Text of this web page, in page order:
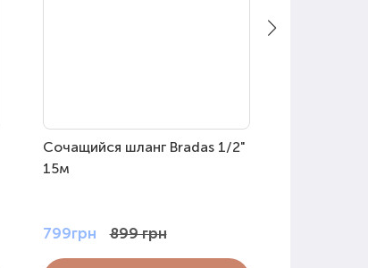
Cочащийся шланг Bradas 1/2"
15м
799грн 899 грн